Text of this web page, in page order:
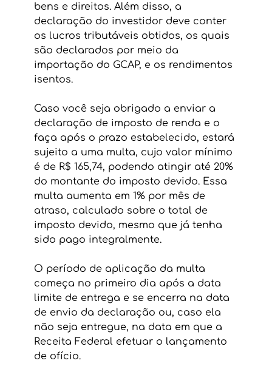
bens e direitos. Além disso, a
declaração do investidor deve conter
os lucros tributáveis obtidos, os quais
são declarados por meio da
importação do GCAP, e os rendimentos
isentos.
Caso você seja obrigado a enviar a
declaração de imposto de renda e o
faça após o prazo estabelecido, estará
sujeito a uma multa, cujo valor mínimo
é de R$ 165,74, podendo atingir até 20%
do montante do imposto devido. Essa
multa aumenta em 1% por mês de
atraso, calculado sobre o total de
imposto devido, mesmo que já tenha
sido pago integralmente.
O período de aplicação da multa
começa no primeiro dia após a data
limite de entrega e se encerra na data
de envio da declaração ou, caso ela
não seja entregue, na data em que a
Receita Federal efetuar o lançamento
de ofício.